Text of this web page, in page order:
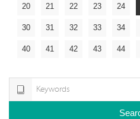
20 21 22 23 24
30 31 32 33 34
40 41 42 43 44